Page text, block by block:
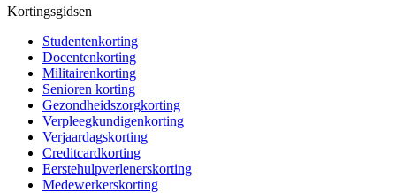
Kortingsgidsen
Studentenkorting
Docentenkorting
Militairenkorting
Senioren korting
Gezondheidszorgkorting
Verpleegkundigenkorting
Verjaardagskorting
Creditcardkorting
Eerstehulpverlenerskorting
Medewerkerskorting